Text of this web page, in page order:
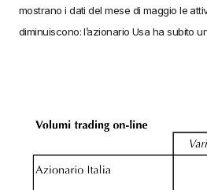
mostrano i dati del mese di maggio le
diminuiscono: l’azionario Usa ha subito